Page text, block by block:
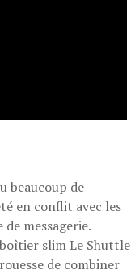
beaucoup de
en conflit avec les
messagerie.
slim Le Shuttle
de combiner